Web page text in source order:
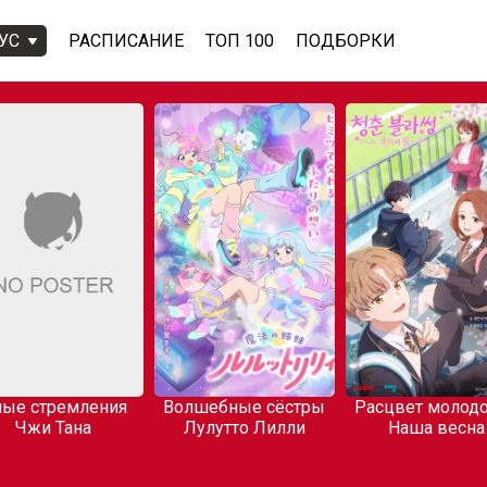
РАСПИСАНИЕ ТОП 100 ПОДБОРКИ
стремления
Чжи Тана
Волшебные сёстры
Лулутто Лилли
Расцвет
Наша весна